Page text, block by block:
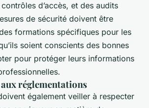
d’accès, et des audits
de sécurité doivent être
formations spécifiques pour les
soient conscients des bonnes
pour protéger leurs informations
réglementations
également veiller à respecter